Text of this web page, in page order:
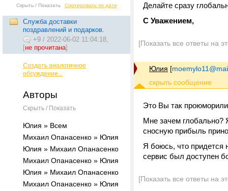
Скрыть / Показать Сортировать по дате
Служба доставки
поздравлений и подарков.
+9 / 2022-06-02 11:04:18,
[не прочитана]
Создать аналогичное
обсуждение...
Авторы
Скрыть / Показать
Юлия » Всем
Михаил Опанасенко » Юлия
Юлия » Михаил Опанасенко
Михаил Опанасенко » Юлия
Юлия » Михаил Опанасенко
Михаил Опанасенко » Юлия
Делайте сразу
С Уважением,
[Показать все ответы на
Юлия [
Это Вы так
Мне зачем глобально?
сносную прибыль
Я боюсь, что придется
сервис был доступен
[Показать все ответы на